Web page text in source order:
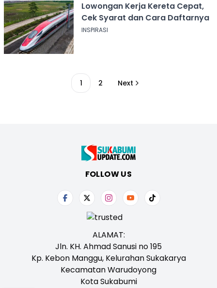
Lowongan Kerja Kereta Cepat,
Cek Syarat dan Cara Daftarnya
INSPIRASI
1 2 Next
FOLLOW US
ALAMAT:
Jln. KH. Ahmad Sanusi no 195
Kp. Kebon Manggu, Kelurahan Sukakarya
Kecamatan Warudoyong
Kota Sukabumi